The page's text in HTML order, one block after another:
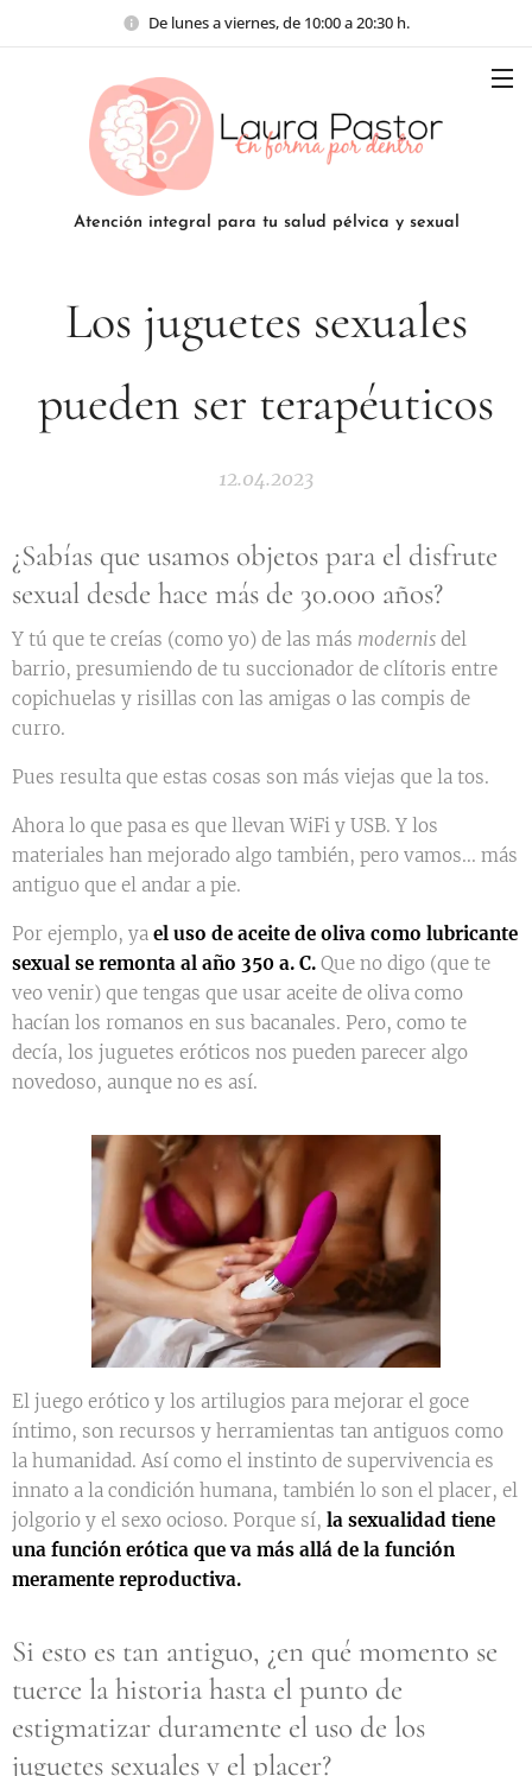
De lunes a viernes, de 10:00 a 20:30 h.
Atención integral para tu salud pélvica y sexual
Los juguetes sexuales
pueden ser terapéuticos
12.04.2023
¿Sabías que usamos objetos para el disfrute
sexual desde hace más de 30.000 años?
Y tú que te creías (como yo) de las más modernis del
barrio, presumiendo de tu succionador de clítoris entre
copichuelas y risillas con las amigas o las compis de
curro.
Pues resulta que estas cosas son más viejas que la tos.
Ahora lo que pasa es que llevan WiFi y USB. Y los
materiales han mejorado algo también, pero vamos... más
antiguo que el andar a pie.
Por ejemplo, ya el uso de aceite de oliva como lubricante
sexual se remonta al año 350 a. C. Que no digo (que te
veo venir) que tengas que usar aceite de oliva como
hacían los romanos en sus bacanales. Pero, como te
decía, los juguetes eróticos nos pueden parecer algo
novedoso, aunque no es así.
El juego erótico y los artilugios para mejorar el goce
íntimo, son recursos y herramientas tan antiguos como
la humanidad. Así como el instinto de supervivencia es
innato a la condición humana, también lo son el placer, el
jolgorio y el sexo ocioso. Porque sí, la sexualidad tiene
una función erótica que va más allá de la función
meramente reproductiva.
Si esto es tan antiguo, ¿en qué momento se
tuerce la historia hasta el punto de
estigmatizar duramente el uso de los
juguetes sexuales y el placer?